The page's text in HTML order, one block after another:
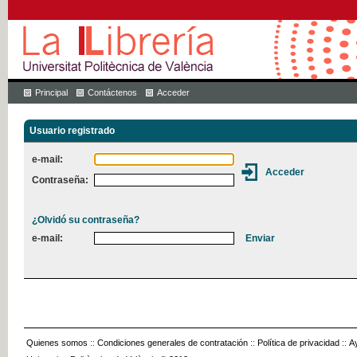
Principal Contáctenos Acceder
Usuario registrado
e-mail:
Contraseña:
¿Olvidó su contraseña?
e-mail:
Quienes somos :: Condiciones generales de contratación :: Política de privacidad ::